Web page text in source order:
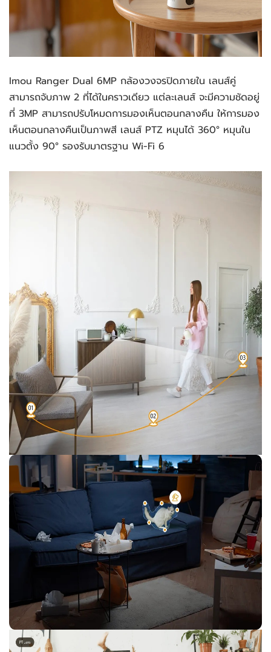
Imou Ranger Dual 6MP กล้องวงจรปิดภายใน เลนส์คู่
สามารถจับภาพ 2 ที่ได้ในคราวเดียว แต่ละเลนส์ จะมีความชัดอยู่
ที่ 3MP สามารถปรับโหมดการมองเห็นตอนกลางคืน ให้การมอง
เห็นตอนกลางคืนเป็นภาพสี เลนส์ PTZ หมุนได้ 360° หมุนใน
แนวตั้ง 90° รองรับมาตรฐาน Wi-Fi 6